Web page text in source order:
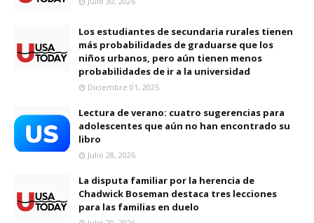
Los estudiantes de secundaria rurales tienen
más probabilidades de graduarse que los
niños urbanos, pero aún tienen menos
probabilidades de ir a la universidad
Diciembre 01, 2025
Lectura de verano: cuatro sugerencias para
adolescentes que aún no han encontrado su
libro
Julio 28, 2026
La disputa familiar por la herencia de
Chadwick Boseman destaca tres lecciones
para las familias en duelo